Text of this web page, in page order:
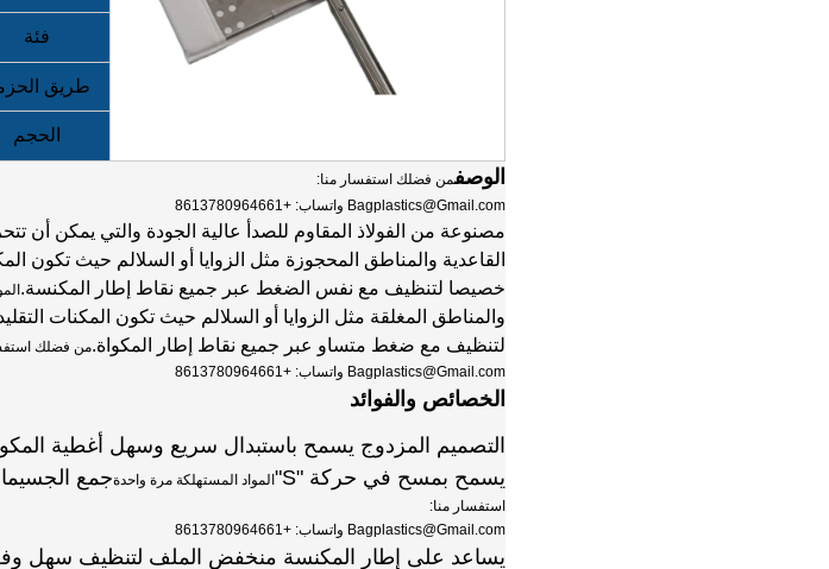
فئة
طريق
الحجم
الوصفمن فضلك استفسار منا:
Bagplastics@Gmail.com واتساب: +8613780964661
مصنوعة من الفولاذ المقاوم للصدأ عالية الجودة والتي يمكن أن
القاعدية والمناطق المحجوزة مثل الزوايا أو السلالم حيث تكون
خصيصا لتنظيف مع نفس الضغط عبر جميع نقاط إطار المكنسة.
والمناطق المغلقة مثل الزوايا أو السلالم حيث تكون المكنات
لتنظيف مع ضغط متساو عبر جميع نقاط إطار المكواة.من فضلك
Bagplastics@Gmail.com واتساب: +8613780964661
الخصائص والفوائد
التصميم المزدوج يسمح باستبدال سريع وسهل أغطية
يسمح بمسح في حركة "S"
المواد المستهلكة مرة واحدةجمع
استفسار منا:
Bagplastics@Gmail.com واتساب: +8613780964661
يساعد على إطار المكنسة منخفض الملف لتنظيف سهل